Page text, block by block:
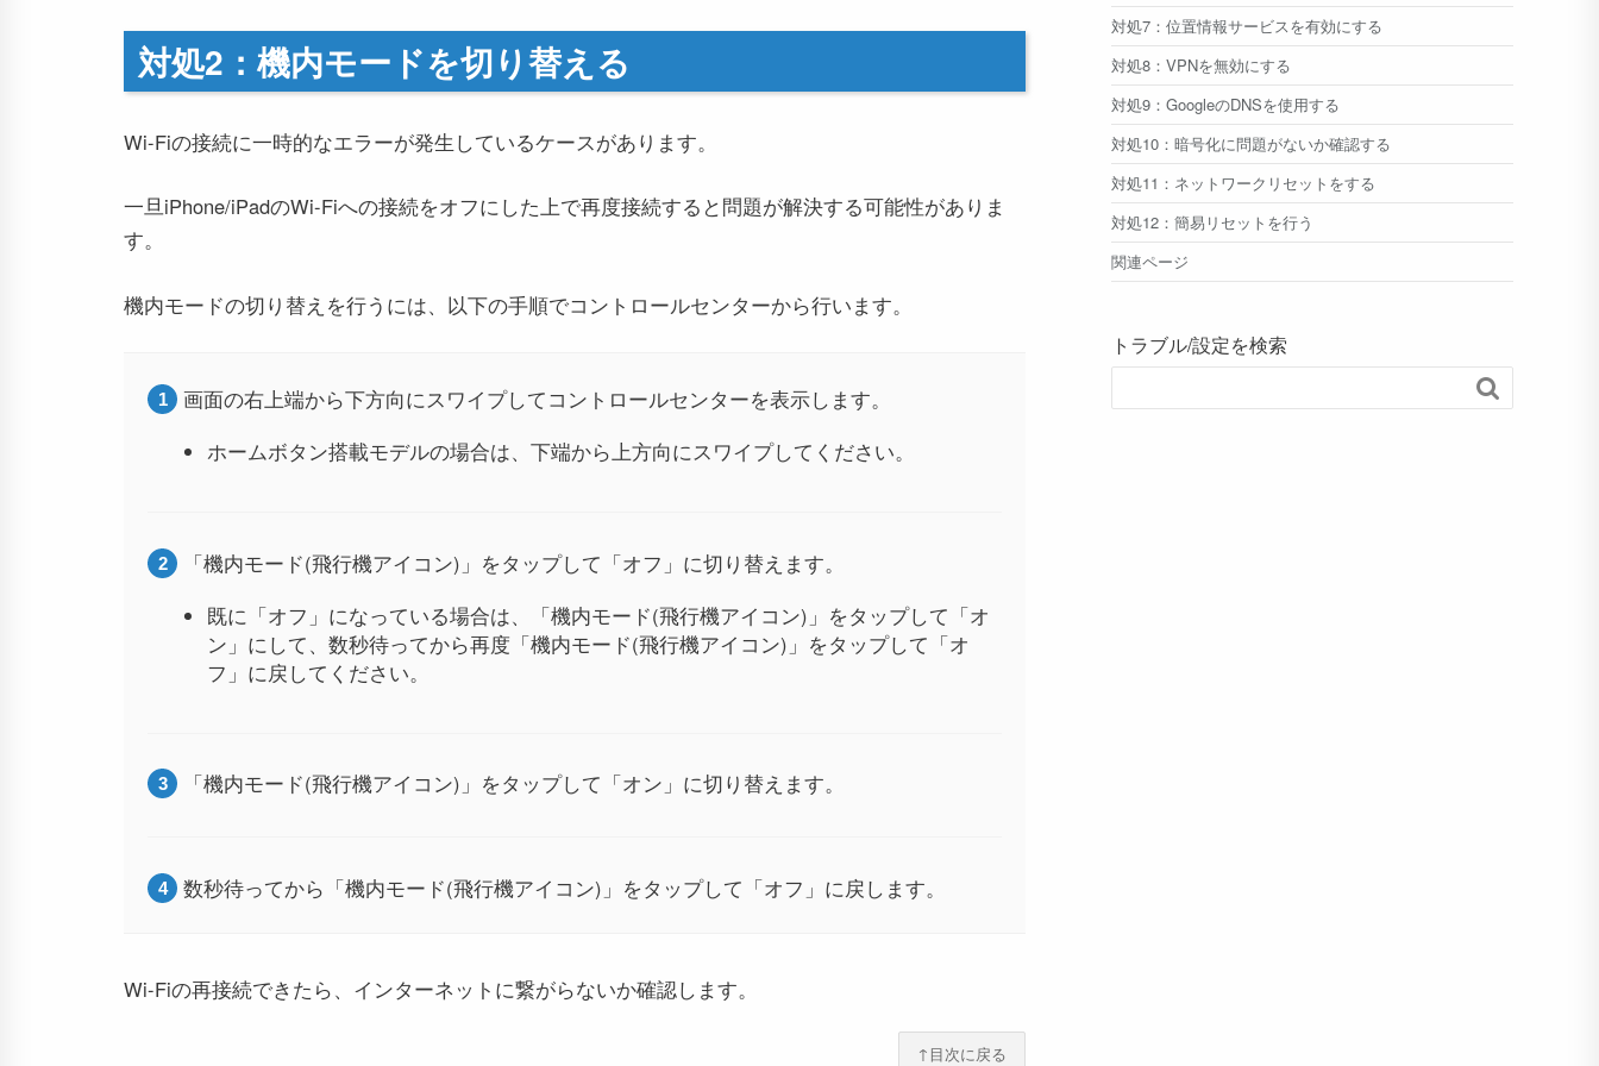
対処2：機内モードを切り替える
Wi-Fiの接続に一時的なエラーが発生しているケースがあります。
一旦iPhone/iPadのWi-Fiへの接続をオフにした上で再度接続すると問題が解決する可能性がありま
す。
機内モードの切り替えを行うには、以下の手順でコントロールセンターから行います。
画面の右上端から下方向にスワイプしてコントロールセンターを表示します。
ホームボタン搭載モデルの場合は、下端から上方向にスワイプしてください。
「機内モード(飛行機アイコン)」をタップして「オフ」に切り替えます。
既に「オフ」になっている場合は、「機内モード(飛行機アイコン)」をタップして「オ
ン」にして、数秒待ってから再度「機内モード(飛行機アイコン)」をタップして「オ
フ」に戻してください。
「機内モード(飛行機アイコン)」をタップして「オン」に切り替えます。
数秒待ってから「機内モード(飛行機アイコン)」をタップして「オフ」に戻します。
Wi-Fiの再接続できたら、インターネットに繋がらないか確認します。
↑目次に戻る
対処7：位置情報サービスを有効にする
対処8：VPNを無効にする
対処9：GoogleのDNSを使用する
対処10：暗号化に問題がないか確認する
対処11：ネットワークリセットをする
対処12：簡易リセットを行う
関連ページ
トラブル/設定を検索
